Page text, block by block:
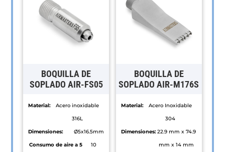
BOQUILLA DE
SOPLADO AIR-FS05
Material:
Acero inoxidable
316L
Dimensiones:
Ø5x16.5mm
Consumo de aire a 5
10
BOQUILLA DE
SOPLADO AIR-M176S
Material:
Acero Inoxidable
304
Dimensiones:22.9 mm x 74.9
mm x 14 mm